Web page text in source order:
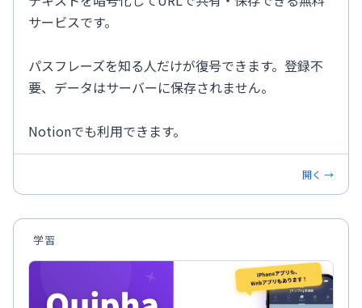
サービスです。
パスフレーズを知る人だけが復号できます。登録不
要、データはサーバーに保存されません。
Notionでも利用できます。
開く →
学習